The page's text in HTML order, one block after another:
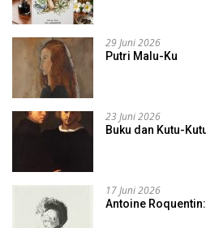
29 Juni 2026
Putri Malu-Ku
23 Juni 2026
Buku dan Kutu-
17 Juni 2026
Antoine